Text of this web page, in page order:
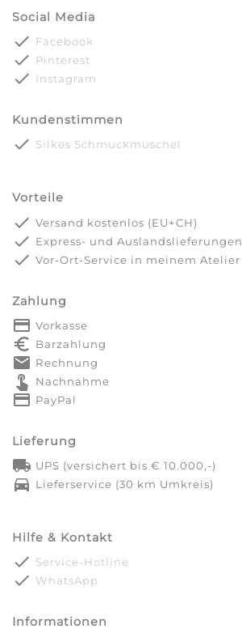
Social Media
done Facebook
done Pinterest
done Instagram
Kundenstimmen
done Silkes Schmuckmuschel
Vorteile
done Versand kostenlos (EU+CH)
done Express- und Auslandslieferungen
done Vor-Ort-Service in meinem Atelier
Zahlung
payment Vorkasse
euro_symbol Barzahlung
markunread Rechnung
touch_app Nachnahme
credit_card PayPal
Lieferung
local_shipping UPS (versichert bis € 10.000,-)
directions_car Lieferservice (30 km Umkreis)
Hilfe & Kontakt
done Service-Hotline
done WhatsApp
Informationen